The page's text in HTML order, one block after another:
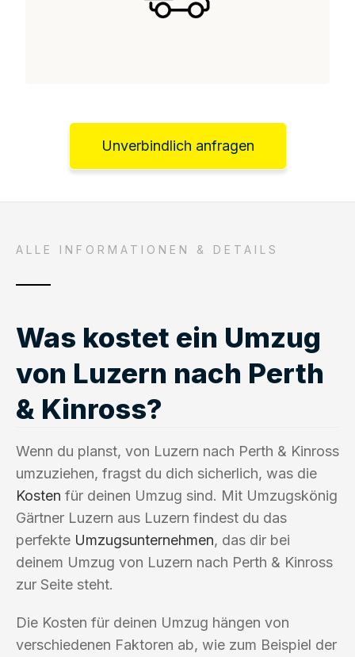
Unverbindlich anfragen
ALLE INFORMATIONEN & DETAILS
Was kostet ein Umzug
von Luzern nach Perth
& Kinross?
Wenn du planst, von Luzern nach Perth & Kinross
umzuziehen, fragst du dich sicherlich, was die
Kosten für deinen Umzug sind. Mit Umzugskönig
Gärtner Luzern aus Luzern findest du das
perfekte Umzugsunternehmen, das dir bei
deinem Umzug von Luzern nach Perth & Kinross
zur Seite steht.
Die Kosten für deinen Umzug hängen von
verschiedenen Faktoren ab, wie zum Beispiel der